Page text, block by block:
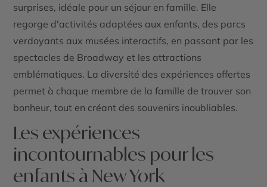
surprises, idéale pour un séjour en famille. Elle
regorge d'activités adaptées aux enfants, des parcs
verdoyants aux musées interactifs, en passant par les
spectacles de Broadway et les attractions
emblématiques. La diversité des expériences offertes
permet à chaque membre de la famille de trouver son
bonheur, tout en créant des souvenirs inoubliables.
Les expériences
incontournables pour les
enfants à New York